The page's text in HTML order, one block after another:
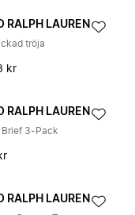
RALPH LAUREN
tröja
kr
RALPH LAUREN
Brief 3-Pack
RALPH LAUREN